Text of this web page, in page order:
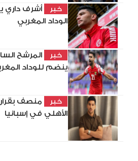
خبر
أشرف داري
الوداد المغربي
خبر
المرشح
ينضم للوداد
خبر
منصف
الأهلي في إسبانيا